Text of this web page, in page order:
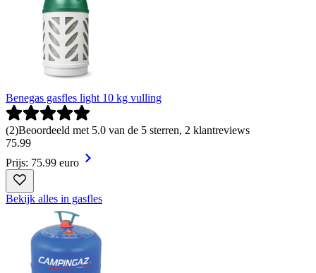
Benegas gasfles light 10 kg vulling
(2)Beoordeeld met 5.0 van de 5 sterren, 2 klantreviews
75.99
Prijs: 75.99 euro
Bekijk alles in gasfles